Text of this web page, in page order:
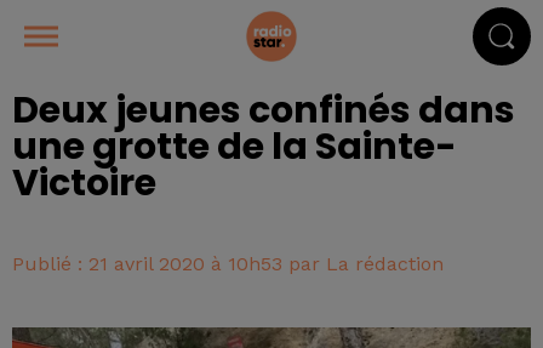
Deux jeunes confinés dans
une grotte de la Sainte-
Victoire
Publié : 21 avril 2020 à 10h53 par La rédaction